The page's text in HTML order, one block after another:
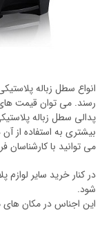
انواع سطل زباله
رسند. می توان قیمت های
پدالی سطل زباله
بیشتری به استفاده از
می توانید با کارشناسان
در کنار خرید سایر
شود.
این اجناس در مکان